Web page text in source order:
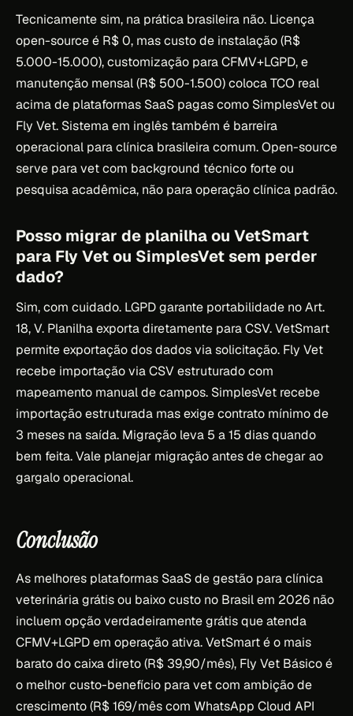
Tecnicamente sim, na prática brasileira não. Licença
open-source é R$ 0, mas custo de instalação (R$
5.000-15.000), customização para CFMV+LGPD, e
manutenção mensal (R$ 500-1.500) coloca TCO real
acima de plataformas SaaS pagas como SimplesVet ou
Fly Vet. Sistema em inglês também é barreira
operacional para clínica brasileira comum. Open-source
serve para vet com background técnico forte ou
pesquisa acadêmica, não para operação clínica padrão.
Posso migrar de planilha ou VetSmart
para Fly Vet ou SimplesVet sem perder
dado?
Sim, com cuidado. LGPD garante portabilidade no Art.
18, V. Planilha exporta diretamente para CSV. VetSmart
permite exportação dos dados via solicitação. Fly Vet
recebe importação via CSV estruturado com
mapeamento manual de campos. SimplesVet recebe
importação estruturada mas exige contrato mínimo de
3 meses na saída. Migração leva 5 a 15 dias quando
bem feita. Vale planejar migração antes de chegar ao
gargalo operacional.
Conclusão
As melhores plataformas SaaS de gestão para clínica
veterinária grátis ou baixo custo no Brasil em 2026 não
incluem opção verdadeiramente grátis que atenda
CFMV+LGPD em operação ativa. VetSmart é o mais
barato do caixa direto (R$ 39,90/mês), Fly Vet Básico é
o melhor custo-benefício para vet com ambição de
crescimento (R$ 169/mês com WhatsApp Cloud API